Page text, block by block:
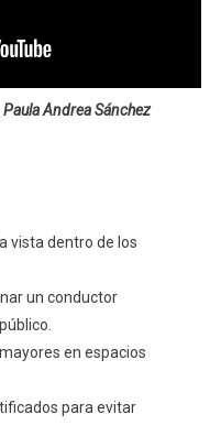
Andrea Sánchez
vista dentro de los
un conductor
en espacios
para evitar